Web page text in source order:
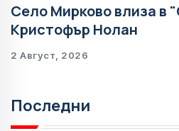
Село Мирково влиза в
Кристофър Нолан
2 Август, 2026
Последни